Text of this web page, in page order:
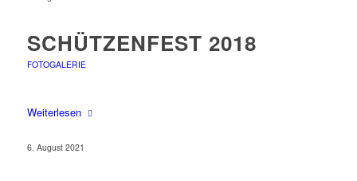
SCHÜTZENFEST 2018
FOTOGALERIE
Weiterlesen
6. August 2021